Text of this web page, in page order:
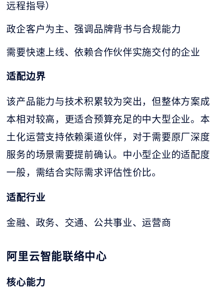
远程指导）
政企客户为主、强调品牌背书与合规能力
需要快速上线、依赖合作伙伴实施交付的企业
适配边界
该产品能力与技术积累较为突出，但整体方案成
本相对较高，更适合预算充足的中大型企业。本
土化运营支持依赖渠道伙伴，对于需要原厂深度
服务的场景需要提前确认。中小型企业的适配度
一般，需结合实际需求评估性价比。
适配行业
金融、政务、交通、公共事业、运营商
阿里云智能联络中心
核心能力